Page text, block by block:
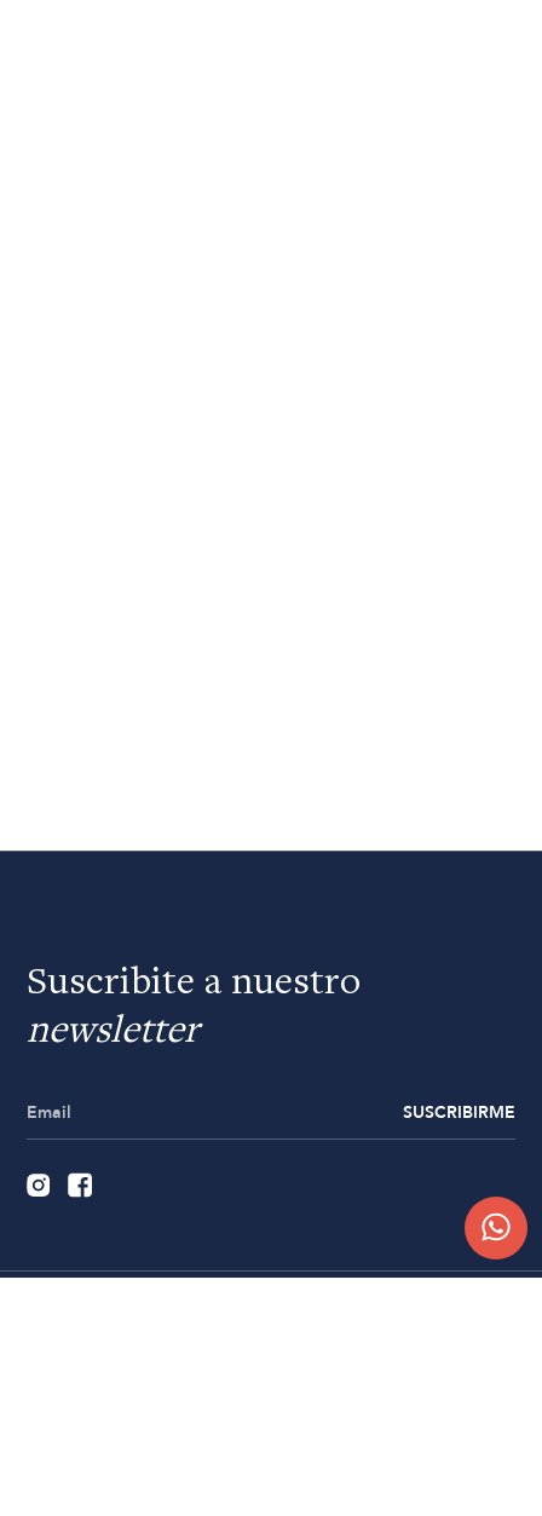
Suscribite a nuestro
newsletter
SUSCRIBIRME